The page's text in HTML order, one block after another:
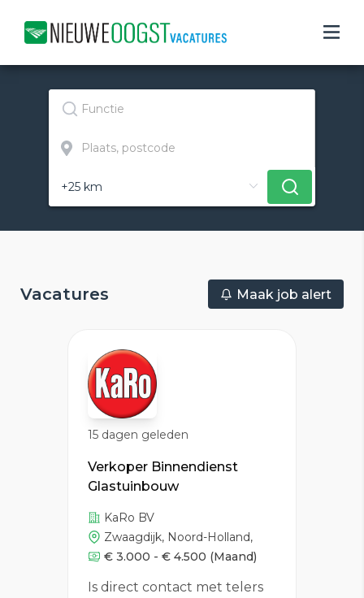
Vacatures Maak job alert
15 dagen geleden
Verkoper Binnendienst
Glastuinbouw
KaRo BV
Zwaagdijk, Noord-Holland,
€ 3.000 - € 4.500 (Maand)
Is direct contact met telers